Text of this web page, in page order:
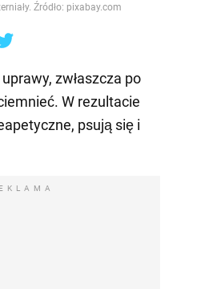
Źródło: pixabay.com
zwłaszcza po
W rezultacie
psują się i